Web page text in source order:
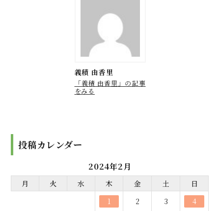
義積 由香里
「義積 由香里」の記事
をみる
投稿カレンダー
2024年2月
月 火 水 木 金 土
日
1
2 3 4